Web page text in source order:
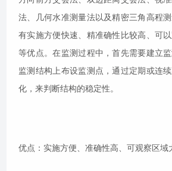
法、几何水准测量法以及精密三角高程
有实施方便快速、精准确性比较高、可
等优点。在监测过程中，首先需要建立
监测结构上布设监测点，通过定期或连
化，来判断结构的稳定性。
优点：实施方便、准确性高、可观察区域